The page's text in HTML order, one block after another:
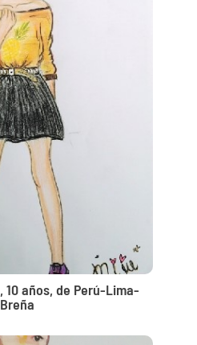
10 años, de Perú-Lima-
Breña